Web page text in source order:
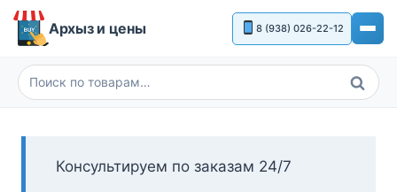
Перейти
Архыз и цены 8 (938) 026-22-12
Искать:
Поиск
Консультируем по заказам 24/7